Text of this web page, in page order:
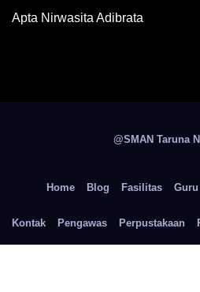
Apta Nirwasita Adibrata
@SMAN Taruna
Home Blog Fasilitas Guru
Kontak Pengawas Perpustakaan